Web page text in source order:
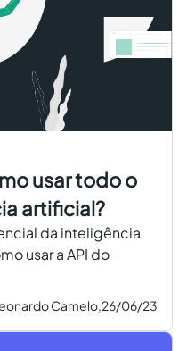
usar todo o
artificial?
da inteligência
usar a API do
Camelo,26/06/23